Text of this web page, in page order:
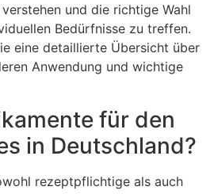
und die richtige Wahl
Bedürfnisse zu treffen.
eine detaillierte Übersicht über
Anwendung und wichtige
für den
in Deutschland?
rezeptpflichtige als auch